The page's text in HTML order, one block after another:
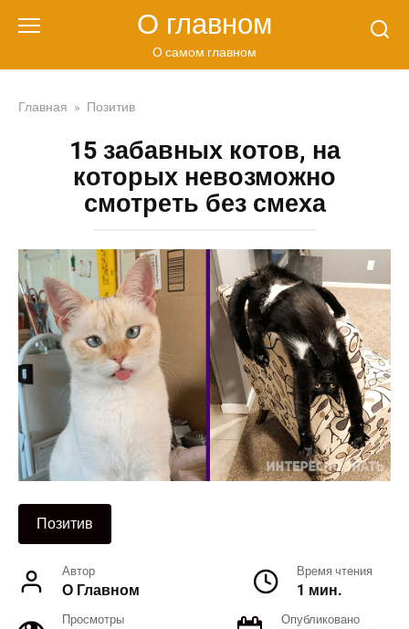
О главном
О самом главном
Главная » Позитив
15 забавных котов, на
которых невозможно
смотреть без смеха
Позитив
Автор
О Главном
Время чтения
1 мин.
Просмотры Опубликовано